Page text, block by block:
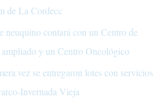
de La Cordecc
neuquino contará con un Centro de
y un Centro Oncológico
vez se entregaron lotes con servicios
Invernada Vieja